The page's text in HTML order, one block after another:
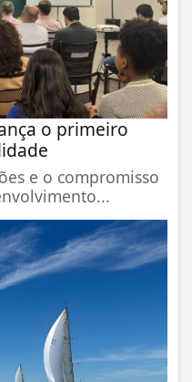
o primeiro
e o compromisso